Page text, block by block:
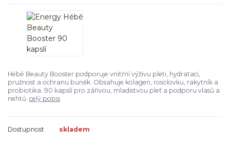
Hébé Beauty Booster podporuje vnitřní výživu pleti, hydrataci,
pružnost a ochranu buněk. Obsahuje kolagen, rosolovku, rakytník a
probiotika. 90 kapslí pro zářivou, mladistvou pleť a podporu vlasů a
nehtů. celý popis
Dostupnost skladem